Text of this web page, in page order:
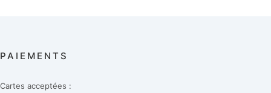
PAIEMENTS
Cartes acceptées :